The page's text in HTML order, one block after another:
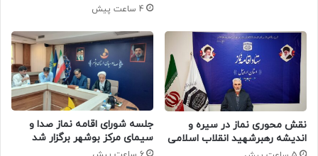
4 ساعت پیش
نقش محوری نماز در سیره و
اندیشه رهبرشهید انقلاب اسلامی
جلسه شورای اقامه نماز صدا و
سیمای مرکز بوشهر برگزار شد